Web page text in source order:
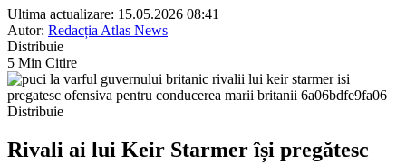
Ultima actualizare: 15.05.2026 08:41
Autor: Redacția Atlas News
Distribuie
5 Min Citire
Distribuie
Rivali ai lui Keir Starmer își pregătesc